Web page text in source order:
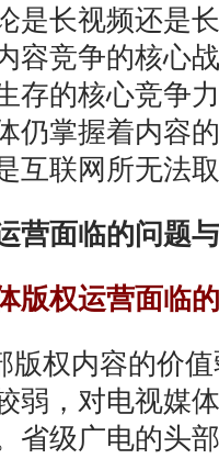
是长视频还是
容竞争的核心
存的核心竞争
仍掌握着内容
互联网所无法
面临的问题
权运营面临
权内容的价值
弱，对电视媒
省级广电的头